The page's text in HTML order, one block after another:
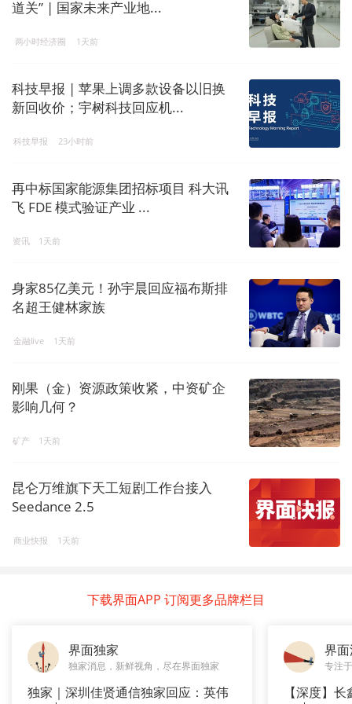
道关” | 国家未来产业地...
两小时经济圈 1天前
科技早报 | 苹果上调多款设备以旧换
新回收价；宇树科技回应机...
科技早报 23小时前
再中标国家能源集团招标项目 科大讯
飞 FDE 模式验证产业 ...
资讯 1天前
身家85亿美元！孙宇晨回应福布斯排
名超王健林家族
金融live 1天前
刚果（金）资源政策收紧，中资矿企
影响几何？
矿产 1天前
昆仑万维旗下天工短剧工作台接入
Seedance 2.5
商业快报 1天前
下载界面APP 订阅更多品牌栏目
界面独家
独家消息，新鲜视角，尽在界面独家
独家｜深圳佳贤通信独家回应：英伟
界
专注
【深度】